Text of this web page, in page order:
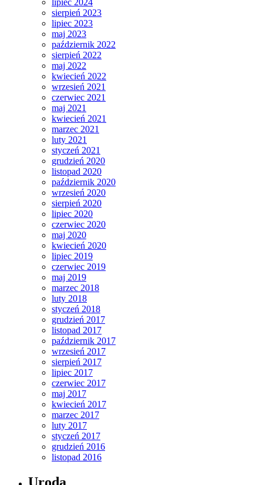
lipiec 2024
sierpień 2023
lipiec 2023
maj 2023
październik 2022
sierpień 2022
maj 2022
kwiecień 2022
wrzesień 2021
czerwiec 2021
maj 2021
kwiecień 2021
marzec 2021
luty 2021
styczeń 2021
grudzień 2020
listopad 2020
październik 2020
wrzesień 2020
sierpień 2020
lipiec 2020
czerwiec 2020
maj 2020
kwiecień 2020
lipiec 2019
czerwiec 2019
maj 2019
marzec 2018
luty 2018
styczeń 2018
grudzień 2017
listopad 2017
październik 2017
wrzesień 2017
sierpień 2017
lipiec 2017
czerwiec 2017
maj 2017
kwiecień 2017
marzec 2017
luty 2017
styczeń 2017
grudzień 2016
listopad 2016